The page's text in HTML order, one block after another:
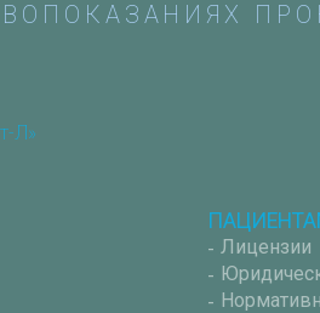
Лицензии